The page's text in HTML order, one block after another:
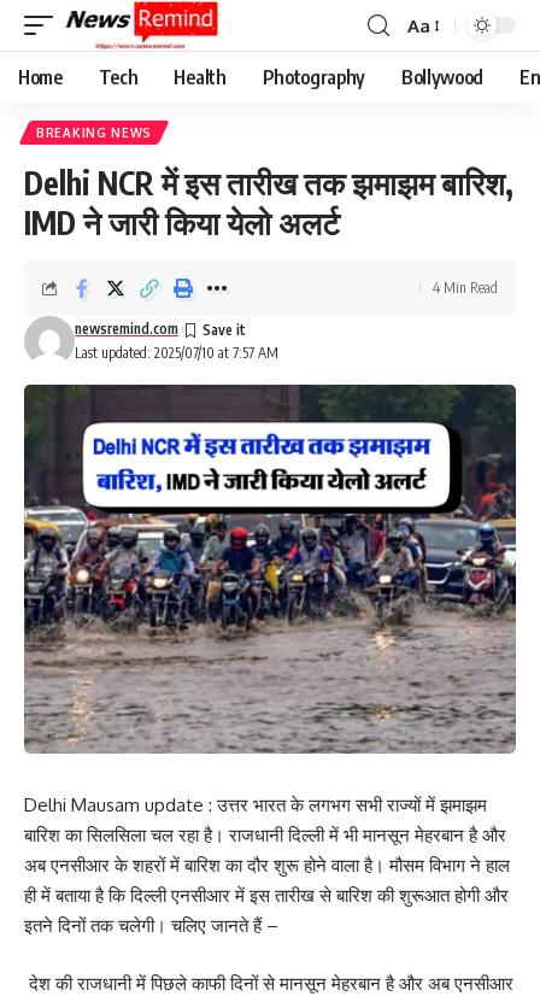
Font
Resizer
Aa
Home Tech Health Photography Bollywood
BREAKING NEWS
Delhi NCR में इस तारीख तक झमाझम बारिश,
IMD ने जारी किया येलो अलर्ट
Last updated: 2025/07/10 at 7:57 AM
newsremind.com
4 Min Read
Delhi Mausam update : उत्तर भारत के लगभग सभी राज्यों में झमाझम
बारिश का सिलसिला चल रहा है। राजधानी दिल्ली में भी मानसून मेहरबान है और
अब एनसीआर के शहरों में बारिश का दौर शुरू होने वाला है। मौसम विभाग ने हाल
ही में बताया है कि दिल्ली एनसीआर में इस तारीख से बारिश की शुरूआत होगी और
इतने दिनों तक चलेगी। चलिए जानते हैं –
देश की राजधानी में पिछले काफी दिनों से मानसून मेहरबान है और अब एनसीआर